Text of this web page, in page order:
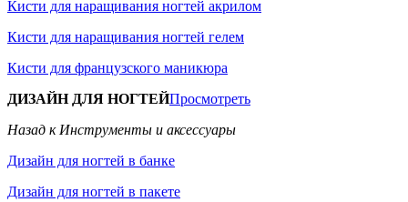
Кисти для наращивания ногтей акрилом
Кисти для наращивания ногтей гелем
Кисти для французского маникюра
ДИЗАЙН ДЛЯ НОГТЕЙПросмотреть
Назад к Инструменты и аксессуары
Дизайн для ногтей в банке
Дизайн для ногтей в пакете